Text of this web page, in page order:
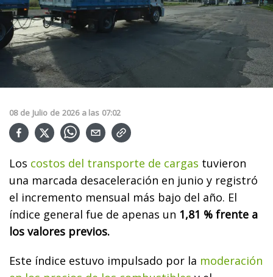
08 de Julio de 2026 a las 07:02
Los costos del transporte de cargas tuvieron
una marcada desaceleración en junio y registró
el incremento mensual más bajo del año. El
índice general fue de apenas un 1,81 % frente a
los valores previos.
Este índice estuvo impulsado por la moderación